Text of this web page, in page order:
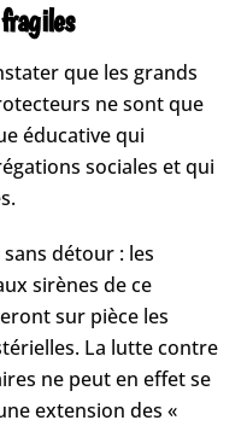
que les grands
ne sont que
éducative qui
sociales et qui
détour : les
sirènes de ce
sur pièce les
La lutte contre
ne peut en effet se
extension des «